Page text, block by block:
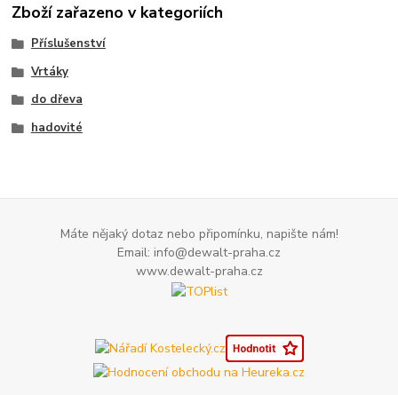
Zboží zařazeno v kategoriích
Příslušenství
Vrtáky
do dřeva
hadovité
Máte nějaký dotaz nebo připomínku, napište nám!
Email: info@dewalt-praha.cz
www.dewalt-praha.cz